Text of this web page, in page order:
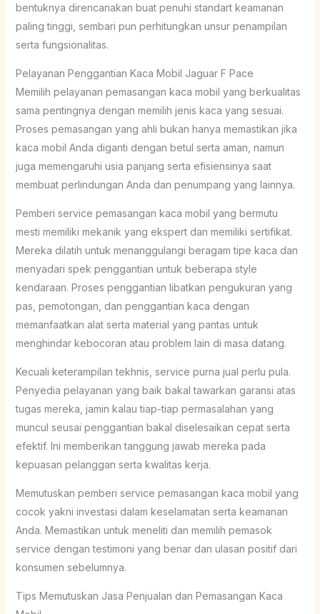
bentuknya direncanakan buat penuhi standart keamanan
paling tinggi, sembari pun perhitungkan unsur penampilan
serta fungsionalitas.
Pelayanan Penggantian Kaca Mobil Jaguar F Pace
Memilih pelayanan pemasangan kaca mobil yang berkualitas
sama pentingnya dengan memilih jenis kaca yang sesuai.
Proses pemasangan yang ahli bukan hanya memastikan jika
kaca mobil Anda diganti dengan betul serta aman, namun
juga memengaruhi usia panjang serta efisiensinya saat
membuat perlindungan Anda dan penumpang yang lainnya.
Pemberi service pemasangan kaca mobil yang bermutu
mesti memiliki mekanik yang ekspert dan memiliki sertifikat.
Mereka dilatih untuk menanggulangi beragam tipe kaca dan
menyadari spek penggantian untuk beberapa style
kendaraan. Proses penggantian libatkan pengukuran yang
pas, pemotongan, dan penggantian kaca dengan
memanfaatkan alat serta material yang pantas untuk
menghindar kebocoran atau problem lain di masa datang.
Kecuali keterampilan tekhnis, service purna jual perlu pula.
Penyedia pelayanan yang baik bakal tawarkan garansi atas
tugas mereka, jamin kalau tiap-tiap permasalahan yang
muncul seusai penggantian bakal diselesaikan cepat serta
efektif. Ini memberikan tanggung jawab mereka pada
kepuasan pelanggan serta kwalitas kerja.
Memutuskan pemberi service pemasangan kaca mobil yang
cocok yakni investasi dalam keselamatan serta keamanan
Anda. Memastikan untuk meneliti dan memilih pemasok
service dengan testimoni yang benar dan ulasan positif dari
konsumen sebelumnya.
Tips Memutuskan Jasa Penjualan dan Pemasangan Kaca